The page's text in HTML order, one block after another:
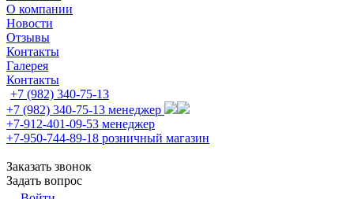
О компании
Новости
Отзывы
Контакты
Галерея
Контакты
+7 (982) 340-75-13
+7 (982) 340-75-13 менеджер
+7-912-401-09-53 менеджер
+7-950-744-89-18 розничный магазин
Заказать звонок
Задать вопрос